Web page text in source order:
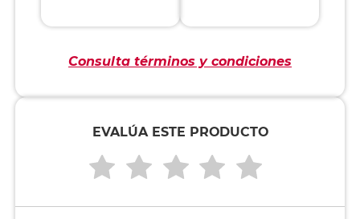
Consulta términos y condiciones
EVALÚA ESTE PRODUCTO